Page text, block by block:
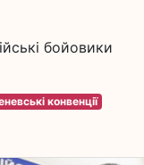
бойовики
конвенції